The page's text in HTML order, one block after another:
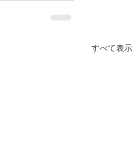
すべて表示